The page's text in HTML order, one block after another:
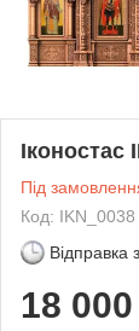
Іконостас
Під
Код: IKN_0038
Відправка з
18 000